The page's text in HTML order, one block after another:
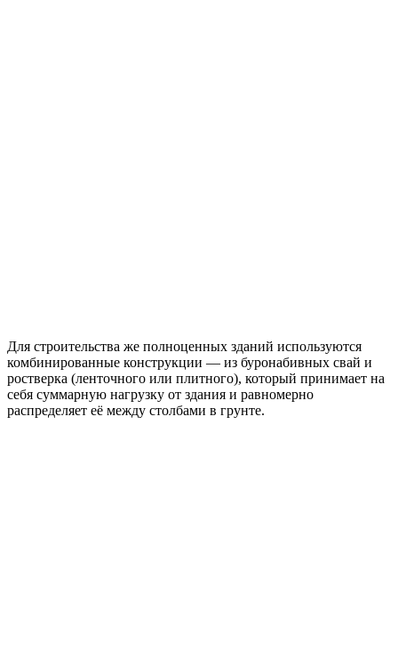
Для строительства же полноценных зданий используются
комбинированные конструкции — из буронабивных свай и
ростверка (ленточного или плитного), который принимает на
себя суммарную нагрузку от здания и равномерно
распределяет её между столбами в грунте.